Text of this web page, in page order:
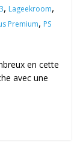
, Lageekroom,
Premium, PS
en cette
avec une